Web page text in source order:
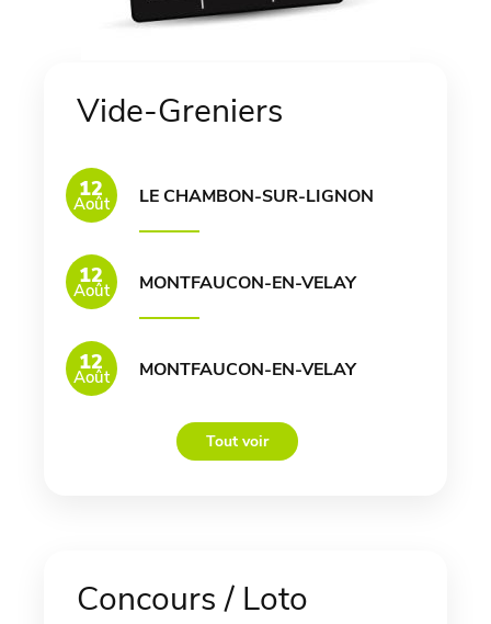
Vide-Greniers
12
Août LE CHAMBON-SUR-LIGNON
12
Août MONTFAUCON-EN-VELAY
12
Août MONTFAUCON-EN-VELAY
Tout voir
Concours / Loto